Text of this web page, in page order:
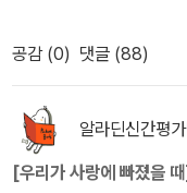
사회가 되어 있는지도
던 사랑이라는 것이 어느
없습니다) 내게는 그런
처럼 내 안에 들어와 나
듣던 음악도 그전에 듣던
가 하면 또 모르지만 대
가 아닐까. 확실히 종이
가는 행위에는 최소한 간
가슴에 새겨질만한 순
의 영원한 시간이 펼쳐지
과 소통하는 가장 따뜻
아서 글을 남긴 적도 있
최소한의 자신에게 주어
여 신간평가단이 되고 싶
을 항상 생각해 주셨으면
창을 통해 돌고 돌며 관
저히 이해할 수 없다는 식
경영/자기계발 분야> '
계에 종사하고 있기 때
도 하다. 이 책에서도 언
들도 지원해주셔도 좋습
을 미치지는 않습니
및 하고 싶은 말을 남겨
요. (리뷰 주소를 남기
공감 (0) 댓글 (88)
알라딘신간평
[우리가 사랑에 빠졌을